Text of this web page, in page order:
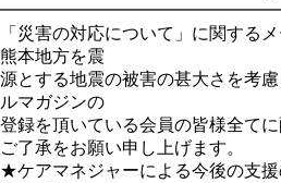
「災害の対応について」に関する
熊本地方を震
源とする地震の被害の甚大さを考
ルマガジンの
登録を頂いている会員の皆様全てに
ご了承をお願い申し上げます。
★ケアマネジャーによる今後の支援